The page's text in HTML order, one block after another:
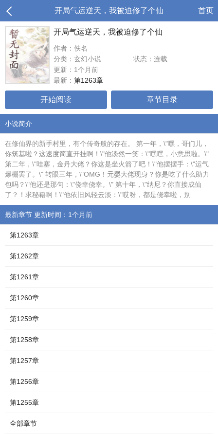
开局气运逆天，我被迫修了个仙 首页
开局气运逆天，我被迫修了个仙
作者：佚名
分类：玄幻小说
状态：连载
更新：1个月前
最新： 第1263章
开始阅读 章节目录
小说简介
在修仙界的新手村里，有个传奇般的存在。 第一年，\"嘿，哥们儿，
你筑基啦？这速度简直开挂啊！\"他淡然一笑：\"嘿嘿，小意思啦。\"
第二年，\"哇塞，金丹大佬？你这是坐火箭了吧！\"他摆摆手：\"运气
爆棚罢了。\" 转眼三年，\"OMG！元婴大佬现身？你是吃了什么助力
包吗？\"他还是那句：\"侥幸侥幸。\" 第十年，\"纳尼？你直接成仙
了？！求秘籍啊！\"他依旧风轻云淡：\"哎呀，都是侥幸啦，别
最新章节 更新时间：1个月前
第1263章
第1262章
第1261章
第1260章
第1259章
第1258章
第1257章
第1256章
第1255章
全部章节